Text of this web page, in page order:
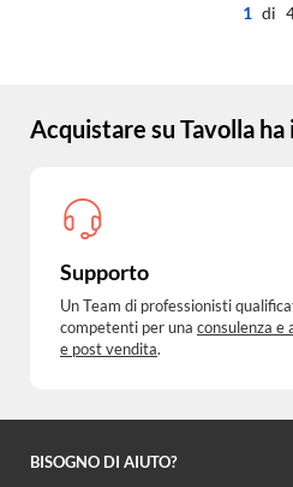
1 di
Acquistare su Tavolla ha
Supporto
Un Team di professionisti
competenti per una consulenza e
e post vendita.
BISOGNO DI AIUTO?